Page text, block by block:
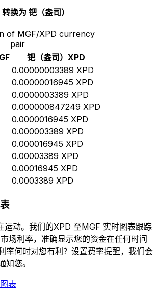
换为 钯（盎司）
of MGF/XPD currency
pair
钯（盎司） XPD
0.00000003389 XPD
0.00000016945 XPD
0.0000003389 XPD
0.000000847249 XPD
0.0000016945 XPD
0.000003389 XPD
0.000016945 XPD
0.00003389 XPD
0.00016945 XPD
0.0003389 XPD
运动。我们的XPD 至MGF 实时图表跟踪
场利率，准确显示您的资金在任何时间
率何时对您有利？设置费率提醒，我们会
知您。
表